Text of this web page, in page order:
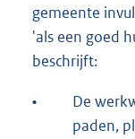
gemeente
'als een goed
beschrijft:
•
De
paden,